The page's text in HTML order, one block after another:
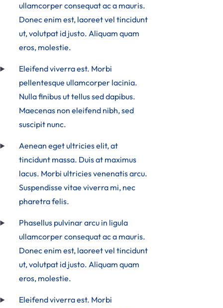
ullamcorper consequat ac a mauris.
Donec enim est, laoreet vel tincidunt
ut, volutpat id justo. Aliquam quam
eros, molestie.
Eleifend viverra est. Morbi
pellentesque ullamcorper lacinia.
Nulla finibus ut tellus sed dapibus.
Maecenas non eleifend nibh, sed
suscipit nunc.
Aenean eget ultricies elit, at
tincidunt massa. Duis at maximus
lacus. Morbi ultricies venenatis arcu.
Suspendisse vitae viverra mi, nec
pharetra felis.
Phasellus pulvinar arcu in ligula
ullamcorper consequat ac a mauris.
Donec enim est, laoreet vel tincidunt
ut, volutpat id justo. Aliquam quam
eros, molestie.
Eleifend viverra est. Morbi